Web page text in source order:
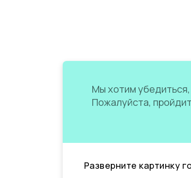
Мы хотим
Пожалуйста,
Разверните картинку